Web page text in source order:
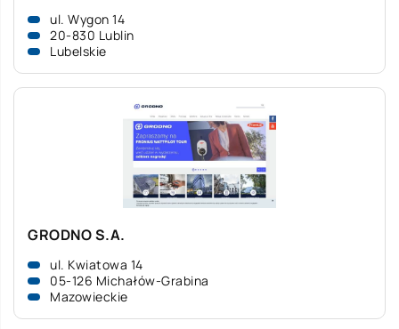
ul. Wygon 14
20-830 Lublin
Lubelskie
GRODNO S.A.
ul. Kwiatowa 14
05-126 Michałów-Grabina
Mazowieckie